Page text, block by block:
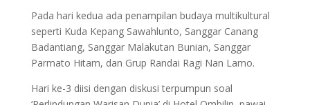
Pada hari kedua ada penampilan budaya multikultural
seperti Kuda Kepang Sawahlunto, Sanggar Canang
Badantiang, Sanggar Malakutan Bunian, Sanggar
Parmato Hitam, dan Grup Randai Ragi Nan Lamo.
Hari ke-3 diisi dengan diskusi terpumpun soal